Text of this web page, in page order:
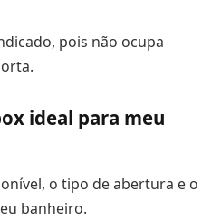
pois não ocupa
ideal para meu
o tipo de abertura e o
banheiro.